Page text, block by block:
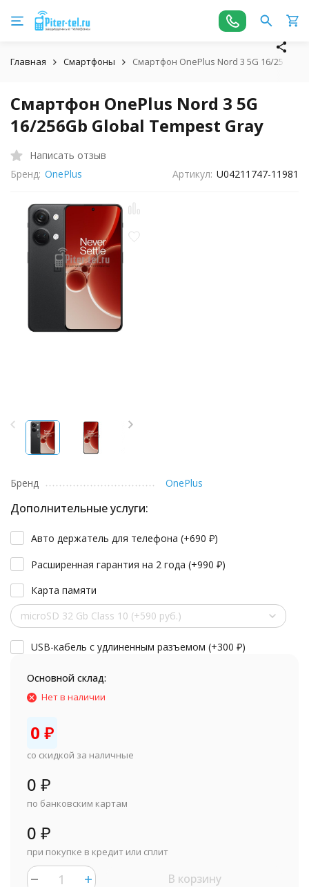
Главная Смартфоны Смартфон OnePlus Nord 3 5G 16/256Gb
Смартфон OnePlus Nord 3 5G
16/256Gb Global Tempest Gray
Написать отзыв
Бренд: OnePlus Артикул: U04211747-11981
Бренд OnePlus
Дополнительные услуги:
Авто держатель для телефона (+690 ₽)
Расширенная гарантия на 2 года (+990 ₽)
Карта памяти
microSD 32 Gb Class 10 (+590 руб.)
USB-кабель с удлиненным разъемом (+300 ₽)
Основной склад:
Нет в наличии
0 ₽
со скидкой за наличные
0 ₽
по банковским картам
0 ₽
при покупке в кредит или сплит
В корзину